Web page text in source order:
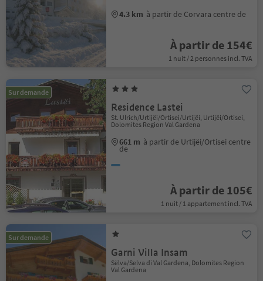
4.3 km à partir de Corvara centre de
À partir de 154€
1 nuit / 2 personnes incl. TVA
Sur demande
Residence Lastei
St. Ulrich/Urtijëi/Ortisei/Urtijëi, Urtijëi/Ortisei,
Dolomites Region Val Gardena
661 m à partir de Urtijëi/Ortisei centre
de
À partir de 105€
1 nuit / 1 appartement incl. TVA
Sur demande
Garni Villa Insam
Sëlva/Selva di Val Gardena, Dolomites Region
Val Gardena